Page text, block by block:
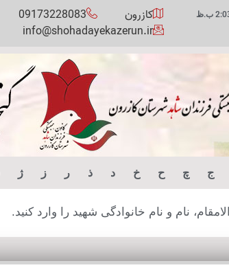
کازرون
09173228083
info@shohadayekazerun.ir
ج چ ح خ د ذ ر ز ژ
نام و نام خانوادگی شهید را وارد کنید.